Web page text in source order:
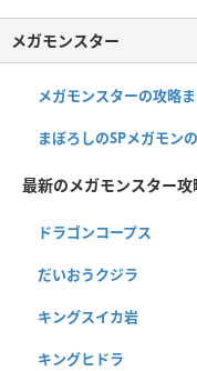
メガモンスター
メガモンスターの攻略
まぼろしのSPメガモン
最新のメガモンスター攻
ドラゴンコープス
だいおうクジラ
キングスイカ岩
キングヒドラ